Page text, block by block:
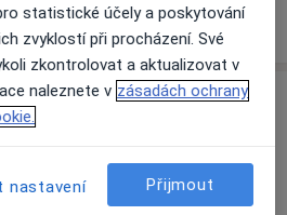
statistické účely a poskytování
zvyklostí při procházení. Své
zkontrolovat a aktualizovat v
naleznete v zásadách ochrany
nastavení Přijmout